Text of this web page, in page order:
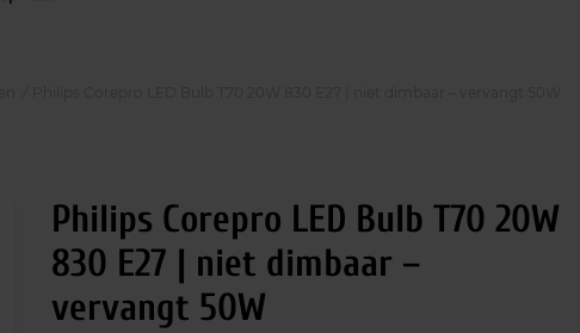
Philips Corepro LED Bulb T70 20W
830 E27 | niet dimbaar –
vervangt 50W